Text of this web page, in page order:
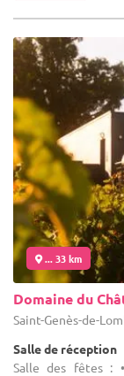
... 33 km
Domaine du
Saint-Genès-de-
Salle de réception
Salle des fêtes :